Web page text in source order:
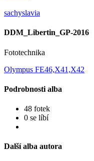
sachyslavia
DDM_Libertin_GP-2016
Fototechnika
Olympus FE46,X41,X42
Podrobnosti alba
48 fotek
0 se líbí
Další alba autora